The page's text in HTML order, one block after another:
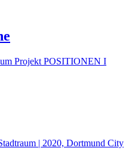
Projekt POSITIONEN I
| 2020, Dortmund City